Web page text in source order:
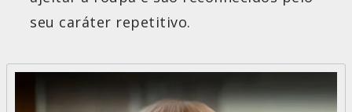
seu caráter repetitivo.